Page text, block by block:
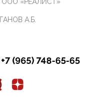
то понимают,
подробности
вновь
ТВД.
«РЕАЛИСТ»
А.Б.
+7 (965) 748-65-65